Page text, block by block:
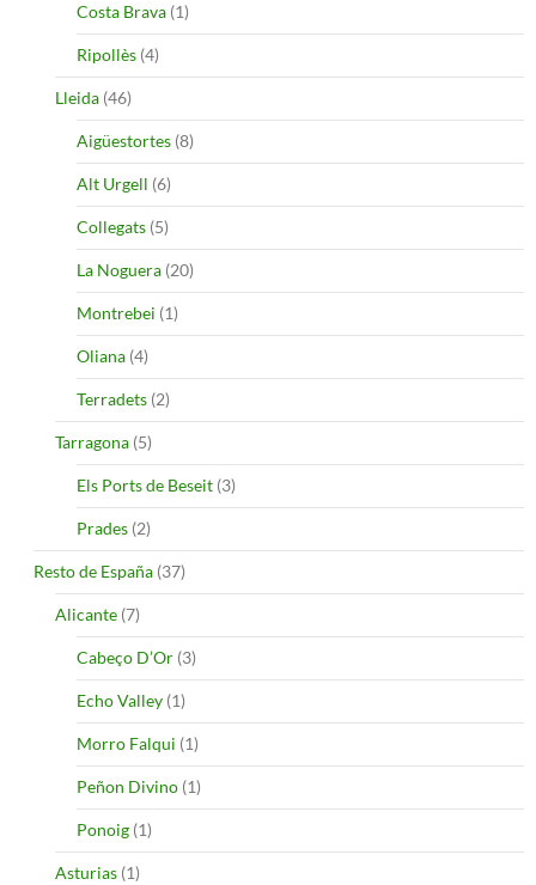
Costa Brava (1)
Ripollès (4)
Lleida (46)
Aigüestortes (8)
Alt Urgell (6)
Collegats (5)
La Noguera (20)
Montrebei (1)
Oliana (4)
Terradets (2)
Tarragona (5)
Els Ports de Beseit (3)
Prades (2)
Resto de España (37)
Alicante (7)
Cabeço D’Or (3)
Echo Valley (1)
Morro Falqui (1)
Peñon Divino (1)
Ponoig (1)
Asturias (1)